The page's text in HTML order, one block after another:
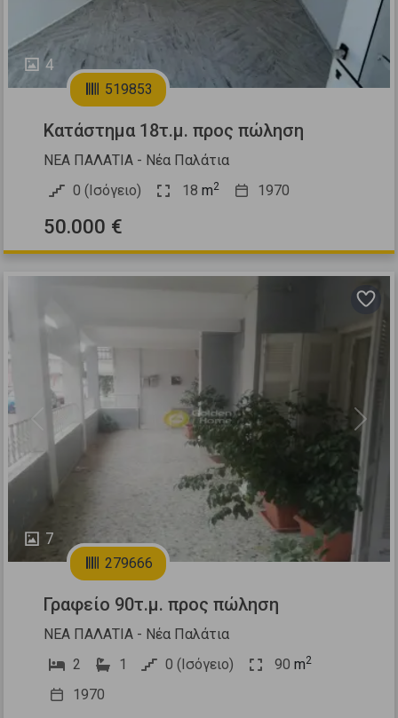
4
519853
Κατάστημα 18τ.μ. προς πώληση
ΝΕΑ ΠΑΛΑΤΙΑ - Νέα Παλάτια
0 (Ισόγειο)
18 m2 1970
50.000 €
7
Previous Next
279666
Γραφείο 90τ.μ. προς πώληση
ΝΕΑ ΠΑΛΑΤΙΑ - Νέα Παλάτια
2
1 0 (Ισόγειο) 90 m2
1970